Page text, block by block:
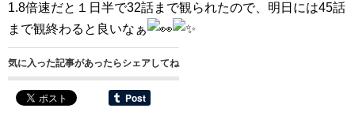
1.8倍速だと１日半で32話まで観られたので、明日には45話
まで観終わると良いなぁ
気に入った記事があったらシェアしてね